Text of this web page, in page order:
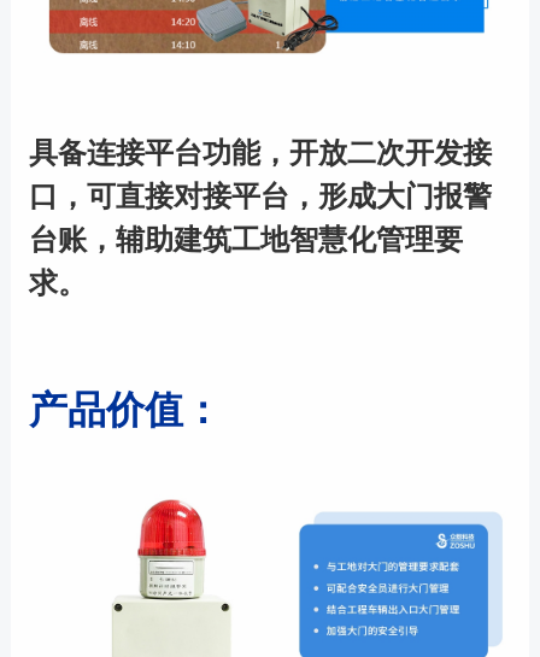
具备连接平台功能，开放二次开发接
口，可直接对接平台，形成大门报警
台账，辅助建筑工地智慧化管理要
求。
产品价值：